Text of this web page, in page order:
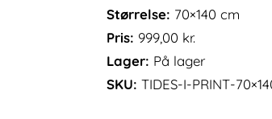
Størrelse: 70×140 cm
Pris: 999,00 kr.
Lager: På lager
SKU: TIDES-I-PRINT-